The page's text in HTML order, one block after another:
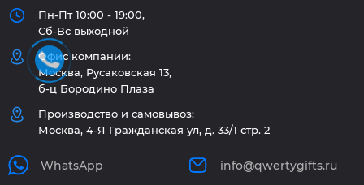
Пн-Пт 10:00 - 19:00,
Сб-Вс выходной
Офис компании:
Москва, Русаковская 13,
б-ц Бородино Плаза
Производство и самовывоз:
Москва, 4-Я Гражданская ул, д. 33/1 стр. 2
WhatsApp info@qwertygifts.ru